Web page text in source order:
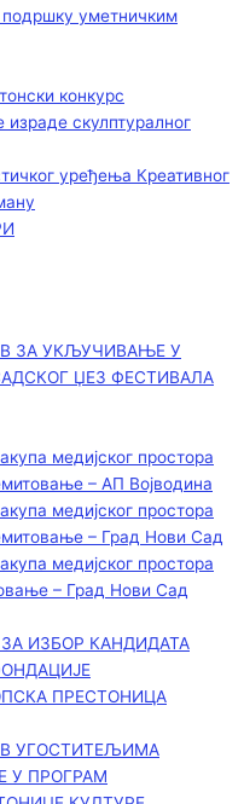
подршку уметничким
конкурс
скулптуралног
уређења Креативног
ЗА УКЉУЧИВАЊЕ У
ЏЕЗ ФЕСТИВАЛА
медијског простора
– АП Војводинa
медијског простора
– Град Нови Сад
медијског простора
– Град Нови Сад
ИЗБОР КАНДИДАТА
ПРЕСТОНИЦА
УГОСТИТЕЉИМА
У ПРОГРАМ